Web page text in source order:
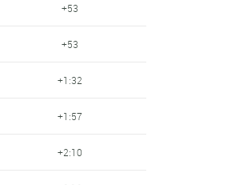
+53
+53
+1:32
+1:57
+2:10